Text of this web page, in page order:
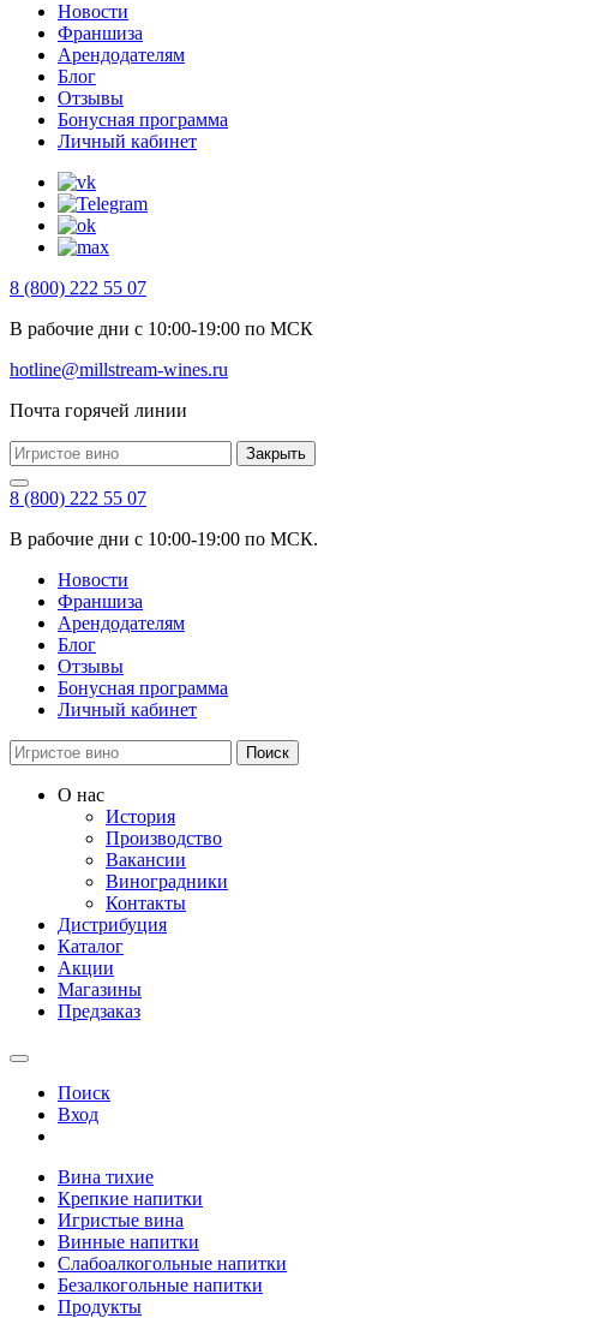
Новости
Франшиза
Арендодателям
Блог
Отзывы
Бонусная программа
Личный кабинет
8 (800) 222 55 07
В рабочие дни с 10:00-19:00 по МСК
hotline@millstream-wines.ru
Почта горячей линии
Закрыть
8 (800) 222 55 07
В рабочие дни с 10:00-19:00 по МСК.
Новости
Франшиза
Арендодателям
Блог
Отзывы
Бонусная программа
Личный кабинет
Поиск
О нас
История
Производство
Вакансии
Виноградники
Контакты
Дистрибуция
Каталог
Акции
Магазины
Предзаказ
Поиск
Вход
Вина тихие
Крепкие напитки
Игристые вина
Винные напитки
Слабоалкогольные напитки
Безалкогольные напитки
Продукты